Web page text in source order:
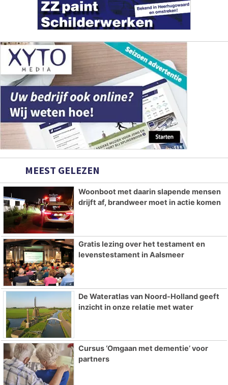
MEEST GELEZEN
Woonboot met daarin slapende mensen
drijft af, brandweer moet in actie komen
Gratis lezing over het testament en
levenstestament in Aalsmeer
De Wateratlas van Noord-Holland geeft
inzicht in onze relatie met water
Cursus ‘Omgaan met dementie’ voor
partners